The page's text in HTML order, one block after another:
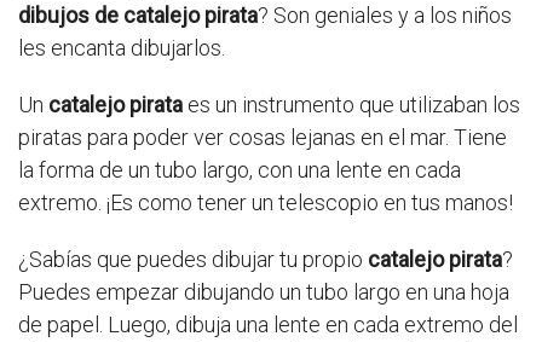
dibujos de catalejo pirata? Son geniales y a los niños
les encanta dibujarlos.
Un catalejo pirata es un instrumento que utilizaban los
piratas para poder ver cosas lejanas en el mar. Tiene
la forma de un tubo largo, con una lente en cada
extremo. ¡Es como tener un telescopio en tus manos!
¿Sabías que puedes dibujar tu propio catalejo pirata?
Puedes empezar dibujando un tubo largo en una hoja
de papel. Luego, dibuja una lente en cada extremo del